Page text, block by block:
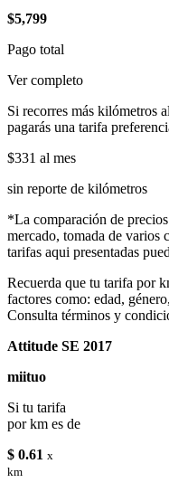
$5,799
Pago total
Ver completo
Si recorres más kilómetros
pagarás una tarifa
$331 al mes
sin reporte de kilómetros
*La comparación de
mercado, tomada de varios
tarifas aqui presentadas
Recuerda que tu tarifa por
factores como: edad,
Consulta términos y
Attitude SE 2017
miituo
Si tu tarifa
por km es de
$ 0.61 x
km